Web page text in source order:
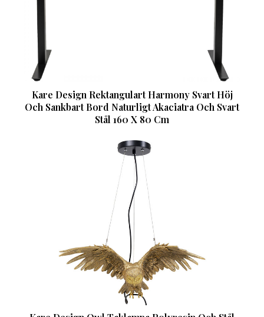
Kare Design Rektangulart Harmony Svart Höj
Och Sankbart Bord Naturligt Akaciatra Och Svart
Stål 160 X 80 Cm